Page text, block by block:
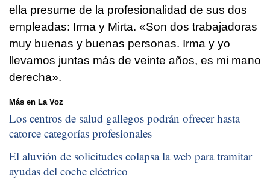
ella presume de la profesionalidad de sus dos
empleadas: Irma y Mirta. «Son dos trabajadoras
muy buenas y buenas personas. Irma y yo
llevamos juntas más de veinte años, es mi mano
derecha».
Más en La Voz
Los centros de salud gallegos podrán ofrecer hasta
catorce categorías profesionales
El aluvión de solicitudes colapsa la web para tramitar
ayudas del coche eléctrico